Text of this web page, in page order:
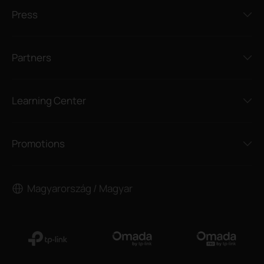
Press
Partners
Learning Center
Promotions
Magyarország / Magyar